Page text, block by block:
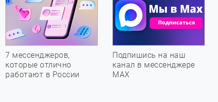
7 мессенджеров,
которые отлично
работают в России
Подпишись на наш
канал в мессенджере
МАХ